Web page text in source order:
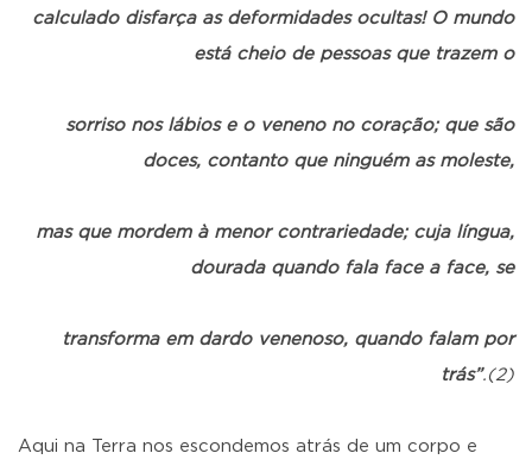
calculado disfarça as deformidades ocultas! O mundo
está cheio de pessoas que trazem o
sorriso nos lábios e o veneno no coração; que são
doces, contanto que ninguém as moleste,
mas que mordem à menor contrariedade; cuja língua,
dourada quando fala face a face, se
transforma em dardo venenoso, quando falam por
trás”.(2)
Aqui na Terra nos escondemos atrás de um corpo e